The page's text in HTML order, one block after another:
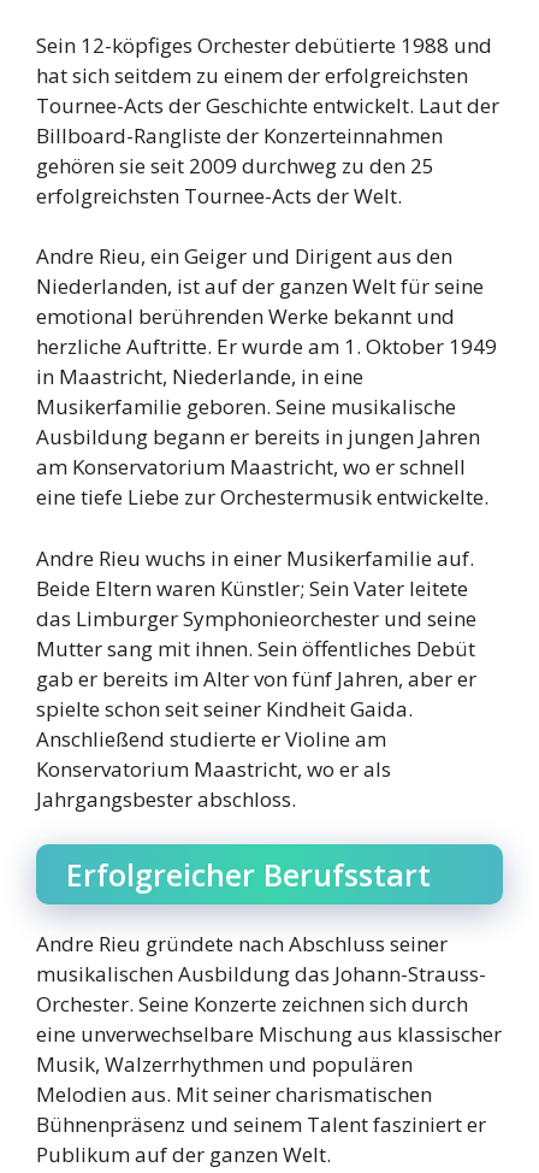
Sein 12-köpfiges Orchester debütierte 1988 und
hat sich seitdem zu einem der erfolgreichsten
Tournee-Acts der Geschichte entwickelt. Laut der
Billboard-Rangliste der Konzerteinnahmen
gehören sie seit 2009 durchweg zu den 25
erfolgreichsten Tournee-Acts der Welt.
Andre Rieu, ein Geiger und Dirigent aus den
Niederlanden, ist auf der ganzen Welt für seine
emotional berührenden Werke bekannt und
herzliche Auftritte. Er wurde am 1. Oktober 1949
in Maastricht, Niederlande, in eine
Musikerfamilie geboren. Seine musikalische
Ausbildung begann er bereits in jungen Jahren
am Konservatorium Maastricht, wo er schnell
eine tiefe Liebe zur Orchestermusik entwickelte.
Andre Rieu wuchs in einer Musikerfamilie auf.
Beide Eltern waren Künstler; Sein Vater leitete
das Limburger Symphonieorchester und seine
Mutter sang mit ihnen. Sein öffentliches Debüt
gab er bereits im Alter von fünf Jahren, aber er
spielte schon seit seiner Kindheit Gaida.
Anschließend studierte er Violine am
Konservatorium Maastricht, wo er als
Jahrgangsbester abschloss.
Erfolgreicher Berufsstart
Andre Rieu gründete nach Abschluss seiner
musikalischen Ausbildung das Johann-Strauss-
Orchester. Seine Konzerte zeichnen sich durch
eine unverwechselbare Mischung aus klassischer
Musik, Walzerrhythmen und populären
Melodien aus. Mit seiner charismatischen
Bühnenpräsenz und seinem Talent fasziniert er
Publikum auf der ganzen Welt.